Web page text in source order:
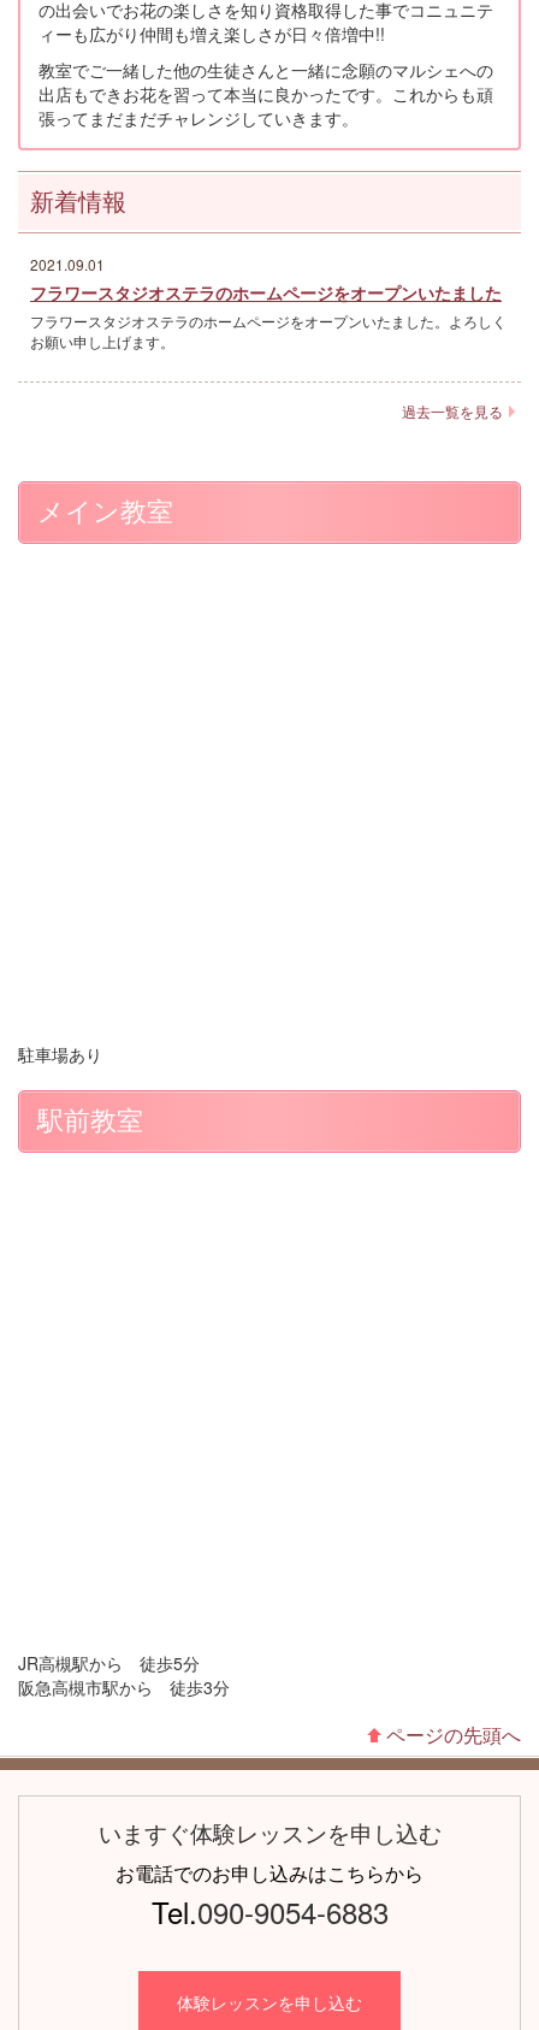
の出会いでお花の楽しさを知り資格取得した事でコニュニテ
ィーも広がり仲間も増え楽しさが日々倍増中!!
教室でご一緒した他の生徒さんと一緒に念願のマルシェへの
出店もできお花を習って本当に良かったです。これからも頑
張ってまだまだチャレンジしていきます。
新着情報
2021.09.01
フラワースタジオステラのホームページをオープンいたました
フラワースタジオステラのホームページをオープンいたました。よろしく
お願い申し上げます。
過去一覧を見る
メイン教室
駐車場あり
駅前教室
JR高槻駅から 徒歩5分
阪急高槻市駅から 徒歩3分
いますぐ体験レッスンを申し込む
お電話でのお申し込みはこちらから
Tel.090-9054-6883
体験レッスンを申し込む
ページの先頭へ